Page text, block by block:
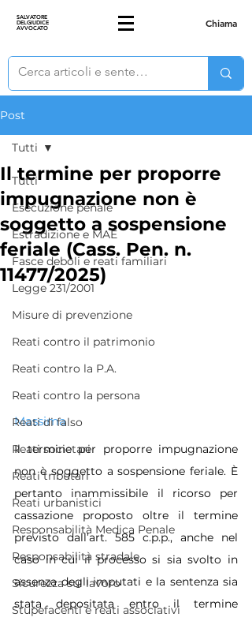
SALVATORE
DELGIUDICE
AVVOCATO Chiama
Post
Tutti
Esecuzione penale
Estradizione e MAE
Fasce deboli e reati familiari
Legge 231/2001
Misure di prevenzione
Reati contro il patrimonio
Reati contro la P.A.
Reati contro la persona
Reati di falso
Reati societari
Reati tributari
Reati urbanistici
Responsabilità Medica Penale
Responsabilità stradale
Sicurezza sul lavoro
Stupefacenti e reati associativi
Tutti
Il termine per proporre
impugnazione non è
soggetto a sospensione
feriale (Cass. Pen. n.
11477/2025)
Massima
Il termine per proporre impugnazione
non è soggetto a sospensione feriale. È
pertanto inammissibile il ricorso per
cassazione proposto oltre il termine
previsto dall’art. 585 c.p.p., anche nel
caso in cui il processo si sia svolto in
assenza degli imputati e la sentenza sia
stata depositata entro il termine